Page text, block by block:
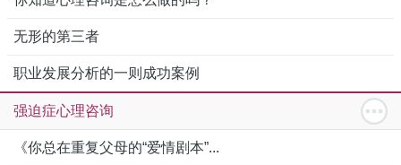
无形的第三者
职业发展分析的一则成功案例
强迫症心理咨询
《你总在重复父母的“爱情剧本”...